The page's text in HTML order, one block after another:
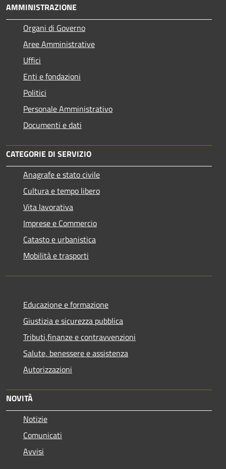
AMMINISTRAZIONE
Organi di Governo
Aree Amministrative
Uffici
Enti e fondazioni
Politici
Personale Amministrativo
Documenti e dati
CATEGORIE DI SERVIZIO
Anagrafe e stato civile
Cultura e tempo libero
Vita lavorativa
Imprese e Commercio
Catasto e urbanistica
Mobilità e trasporti
Educazione e formazione
Giustizia e sicurezza pubblica
Tributi,finanze e contravvenzioni
Salute, benessere e assistenza
Autorizzazioni
NOVITÀ
Notizie
Comunicati
Avvisi